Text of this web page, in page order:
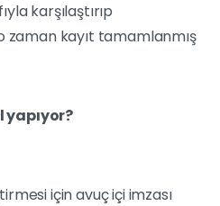
karşılaştırıp
kayıt tamamlanmış
yapıyor?
için avuç içi imzası